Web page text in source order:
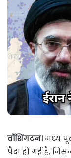
वॉशिंगटन।मध्य
पैदा हो गई है,